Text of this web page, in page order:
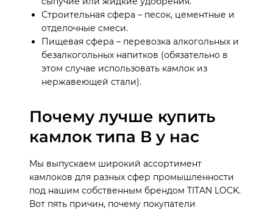
Строительная сфера – песок, цементные и
отделочные смеси.
Пищевая сфера – перевозка алкогольных и
безалкогольных напитков (обязательно в
этом случае использовать камлок из
нержавеющей стали).
Почему лучше купить
камлок типа В у нас
Мы выпускаем широкий ассортимент
камлоков для разных сфер промышленности
под нашим собственным брендом TITAN LOCK.
Вот пять причин, почему покупатели